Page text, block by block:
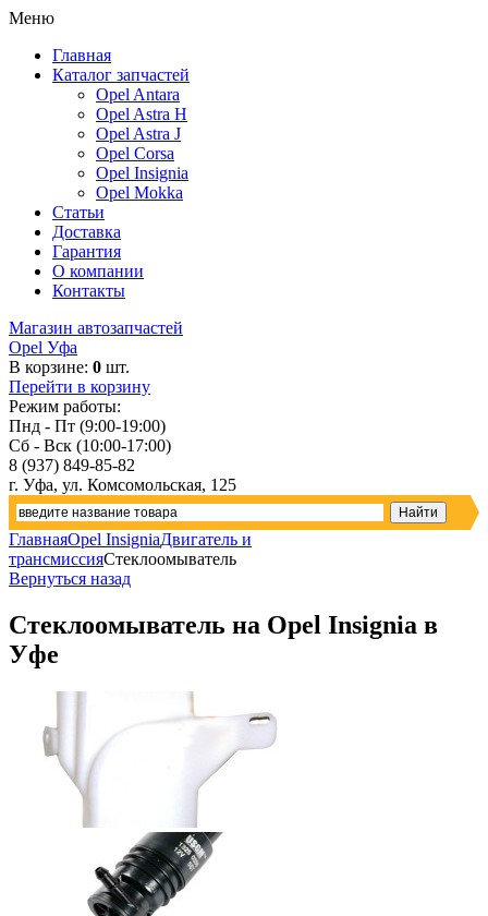
Меню
Главная
Каталог запчастей
Opel Antara
Opel Astra H
Opel Astra J
Opel Corsa
Opel Insignia
Opel Mokka
Статьи
Доставка
Гарантия
О компании
Контакты
Магазин автозапчастей
Opel Уфа
В корзине: 0 шт.
Перейти в корзину
Режим работы:
Пнд - Пт (9:00-19:00)
Сб - Вск (10:00-17:00)
8 (937) 849-85-82
г. Уфа, ул. Комсомольская, 125
ГлавнаяOpel InsigniaДвигатель и
трансмиссияСтеклоомыватель
Вернуться назад
Стеклоомыватель на Opel Insignia в
Уфе